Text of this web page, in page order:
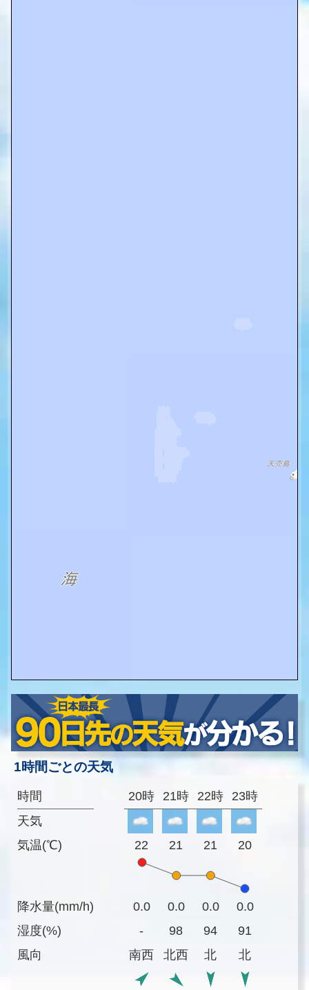
1時間ごとの天気
時間
天気
気温(℃)
降水量(mm/h)
湿度(%)
風向
20時 21時 22時 23時
22 21 21 20
0.0 0.0 0.0
0.0
-
98 94
91
南西
北西 北 北